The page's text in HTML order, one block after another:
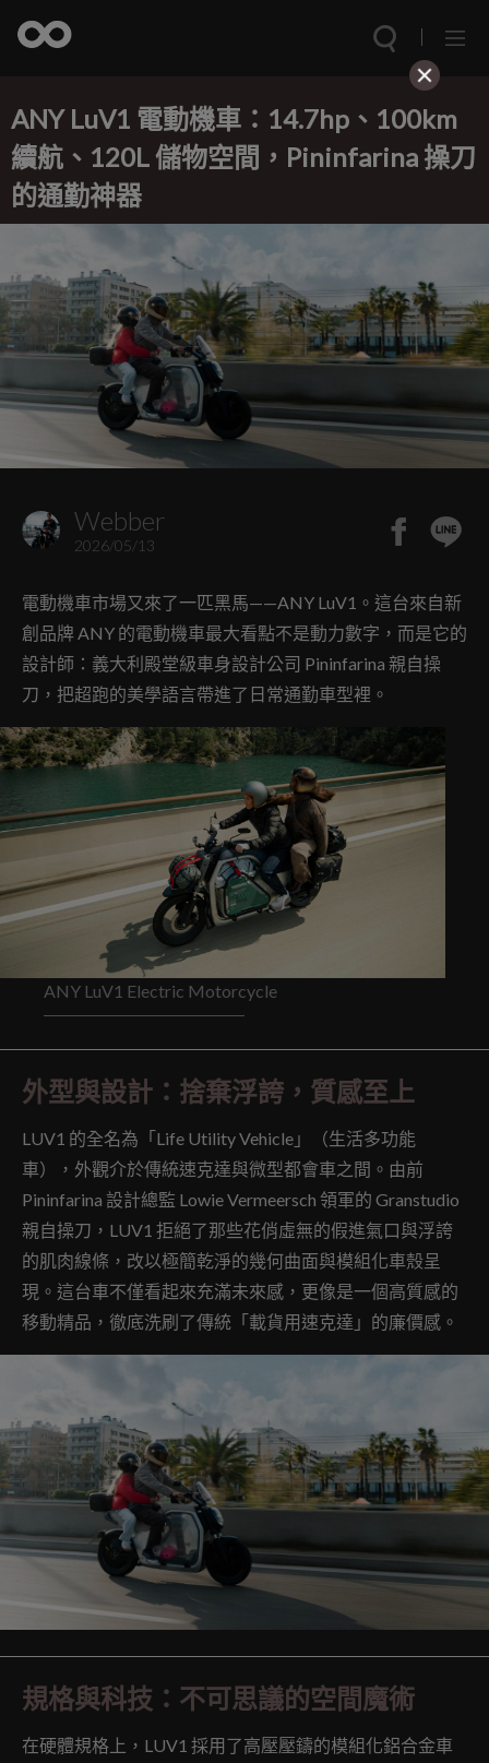
ANY LuV1 電動機車：14.7hp、100km
續航、120L 儲物空間，Pininfarina 操刀
的通勤神器
Webber
2026/05/13
電動機車市場又來了一匹黑馬——ANY LuV1。這台來自新
創品牌 ANY 的電動機車最大看點不是動力數字，而是它的
設計師：義大利殿堂級車身設計公司 Pininfarina 親自操
刀，把超跑的美學語言帶進了日常通勤車型裡。
ANY LuV1 Electric Motorcycle
外型與設計：捨棄浮誇，質感至上
LUV1 的全名為「Life Utility Vehicle」（生活多功能
車），外觀介於傳統速克達與微型都會車之間。由前
Pininfarina 設計總監 Lowie Vermeersch 領軍的 Granstudio
親自操刀，LUV1 拒絕了那些花俏虛無的假進氣口與浮誇
的肌肉線條，改以極簡乾淨的幾何曲面與模組化車殼呈
現。這台車不僅看起來充滿未來感，更像是一個高質感的
移動精品，徹底洗刷了傳統「載貨用速克達」的廉價感。
規格與科技：不可思議的空間魔術
在硬體規格上，LUV1 採用了高壓壓鑄的模組化鋁合金車